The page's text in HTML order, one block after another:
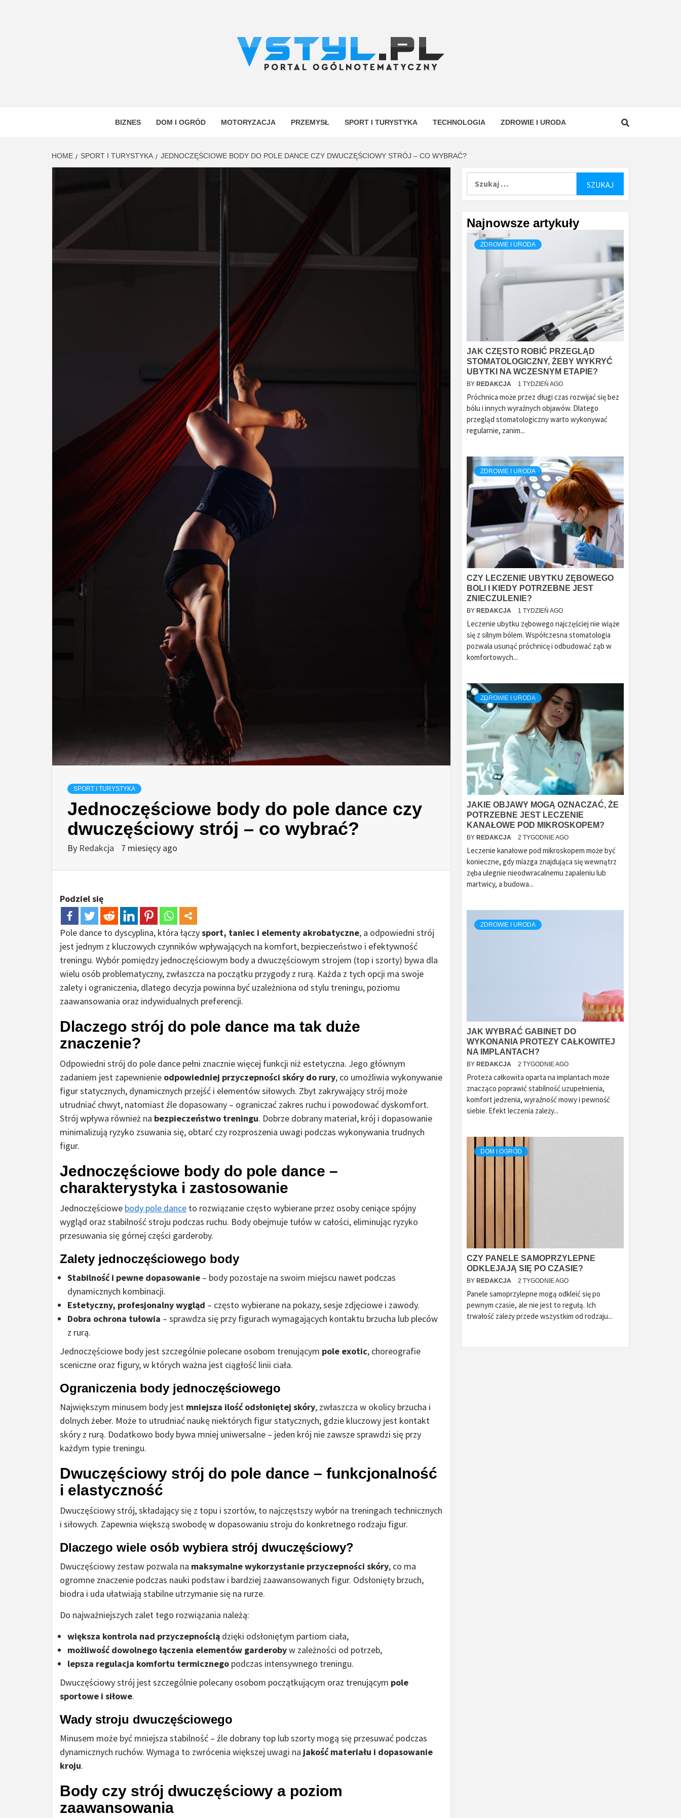
VSTYL.PL
BIZNES DOM I OGRÓD MOTORYZACJA PRZEMYSŁ SPORT I TURYSTYKA TECHNOLOGIA ZDROWIE I URODA
HOME SPORT I TURYSTYKA JEDNOCZĘŚCIOWE BODY DO POLE DANCE CZY DWUCZĘŚCIOWY STRÓJ – CO WYBRAĆ?
SPORT I TURYSTYKA
Jednoczęściowe body do pole dance czy
dwuczęściowy strój – co wybrać?
By Redakcja 7 miesięcy ago
Podziel się
Pole dance to dyscyplina, która łączysport, taniec i elementy akrobatyczne, a odpowiedni strój
jest jednym z kluczowych czynników wpływających na komfort, bezpieczeństwo i efektywność
treningu. Wybór pomiędzy jednoczęściowym body a dwuczęściowym strojem (top i szorty) bywa dla
wielu osób problematyczny, zwłaszcza na początku przygody z rurą. Każda z tych opcji ma swoje
zalety i ograniczenia, dlatego decyzja powinna być uzależniona od stylu treningu, poziomu
zaawansowania oraz indywidualnych preferencji.
Dlaczego strój do pole dance ma tak duże
znaczenie?
Odpowiedni strój do pole dance pełni znacznie więcej funkcji niż estetyczna. Jego głównym
zadaniem jest zapewnienie odpowiedniej przyczepności skóry do rury, co umożliwia wykonywanie
figur statycznych, dynamicznych przejść i elementów siłowych. Zbyt zakrywający strój może
utrudniać chwyt, natomiast źle dopasowany – ograniczać zakres ruchu i powodować dyskomfort.
Strój wpływa również na bezpieczeństwo treningu. Dobrze dobrany materiał, krój i dopasowanie
minimalizują ryzyko zsuwania się, obtarć czy rozproszenia uwagi podczas wykonywania trudnych
figur.
Jednoczęściowe body do pole dance –
charakterystyka i zastosowanie
Jednoczęściowe body pole dance to rozwiązanie często wybierane przez osoby ceniące spójny
wygląd oraz stabilność stroju podczas ruchu. Body obejmuje tułów w całości, eliminując ryzyko
przesuwania się górnej części garderoby.
Zalety jednoczęściowego body
Stabilność i pewne dopasowanie – body pozostaje na swoim miejscu nawet podczas
dynamicznych kombinacji.
Estetyczny, profesjonalny wygląd – często wybierane na pokazy, sesje zdjęciowe i zawody.
Dobra ochrona tułowia – sprawdza się przy figurach wymagających kontaktu brzucha lub pleców
z rurą.
Jednoczęściowe body jest szczególnie polecane osobom trenującym pole exotic, choreografie
sceniczne oraz figury, w których ważna jest ciągłość linii ciała.
Ograniczenia body jednoczęściowego
Największym minusem body jest mniejsza ilość odsłoniętej skóry, zwłaszcza w okolicy brzucha i
dolnych żeber. Może to utrudniać naukę niektórych figur statycznych, gdzie kluczowy jest kontakt
skóry z rurą. Dodatkowo body bywa mniej uniwersalne – jeden krój nie zawsze sprawdzi się przy
każdym typie treningu.
Dwuczęściowy strój do pole dance – funkcjonalność
i elastyczność
Dwuczęściowy strój, składający się z topu i szortów, to najczęstszy wybór na treningach technicznych
i siłowych. Zapewnia większą swobodę w dopasowaniu stroju do konkretnego rodzaju figur.
Dlaczego wiele osób wybiera strój dwuczęściowy?
Dwuczęściowy zestaw pozwala na maksymalne wykorzystanie przyczepności skóry, co ma
ogromne znaczenie podczas nauki podstaw i bardziej zaawansowanych figur. Odsłonięty brzuch,
biodra i uda ułatwiają stabilne utrzymanie się na rurze.
Do najważniejszych zalet tego rozwiązania należą:
większa kontrola nad przyczepnością dzięki odsłoniętym partiom ciała,
możliwość dowolnego łączenia elementów garderobyw zależności od potrzeb,
lepsza regulacja komfortu termicznego podczas intensywnego treningu.
Dwuczęściowy strój jest szczególnie polecany osobom początkującym oraz trenującym pole
sportowe i siłowe.
Wady stroju dwuczęściowego
Minusem może być mniejsza stabilność – źle dobrany top lub szorty mogą się przesuwać podczas
dynamicznych ruchów. Wymaga to zwrócenia większej uwagi na jakość materiału i dopasowanie
kroju.
Body czy strój dwuczęściowy a poziom
zaawansowania
Najnowsze artykuły
ZDROWIE I URODA
JAK CZĘSTO ROBIĆ PRZEGLĄD
STOMATOLOGICZNY, ŻEBY WYKRYĆ
UBYTKI NA WCZESNYM ETAPIE?
BY REDAKCJA 1 TYDZIEŃ AGO
Próchnica może przez długi czas rozwijać się bez
bólu i innych wyraźnych objawów. Dlatego
przegląd stomatologiczny warto wykonywać
regularnie, zanim...
ZDROWIE I URODA
CZY LECZENIE UBYTKU ZĘBOWEGO
BOLI I KIEDY POTRZEBNE JEST
ZNIECZULENIE?
BY REDAKCJA 1 TYDZIEŃ AGO
Leczenie ubytku zębowego najczęściej nie wiąże
się z silnym bólem. Współczesna stomatologia
pozwala usunąć próchnicę i odbudować ząb w
komfortowych...
ZDROWIE I URODA
JAKIE OBJAWY MOGĄ OZNACZAĆ, ŻE
POTRZEBNE JEST LECZENIE
KANAŁOWE POD MIKROSKOPEM?
BY REDAKCJA 2 TYGODNIE AGO
Leczenie kanałowe pod mikroskopem może być
konieczne, gdy miazga znajdująca się wewnątrz
zęba ulegnie nieodwracalnemu zapaleniu lub
martwicy, a budowa...
ZDROWIE I URODA
JAK WYBRAĆ GABINET DO
WYKONANIA PROTEZY CAŁKOWITEJ
NA IMPLANTACH?
BY REDAKCJA 2 TYGODNIE AGO
Proteza całkowita oparta na implantach może
znacząco poprawić stabilność uzupełnienia,
komfort jedzenia, wyraźność mowy i pewność
siebie. Efekt leczenia zależy...
DOM I OGRÓD
CZY PANELE SAMOPRZYLEPNE
ODKLEJAJĄ SIĘ PO CZASIE?
BY REDAKCJA 2 TYGODNIE AGO
Panele samoprzylepne mogą odkleić się po
pewnym czasie, ale nie jest to regułą. Ich
trwałość zależy przede wszystkim od rodzaju...